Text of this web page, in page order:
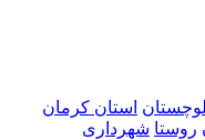
استان کرمان
روستا شهرداری